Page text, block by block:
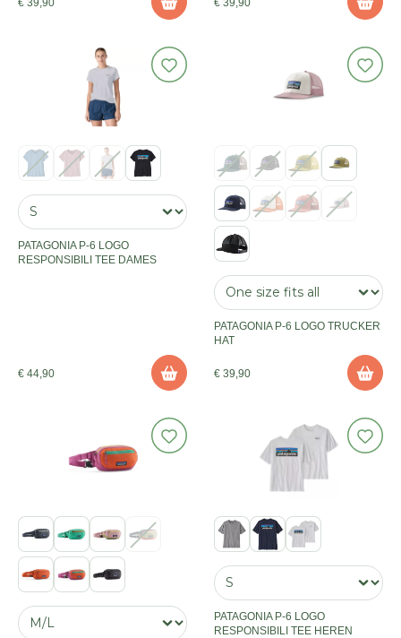
€ 39,90 € 39,90
PATAGONIA P-6 LOGO
RESPONSIBILI TEE DAMES
€ 44,90
PATAGONIA P-6 LOGO TRUCKER
HAT
€ 39,90
PATAGONIA P-6 LOGO
RESPONSIBILI TEE HEREN